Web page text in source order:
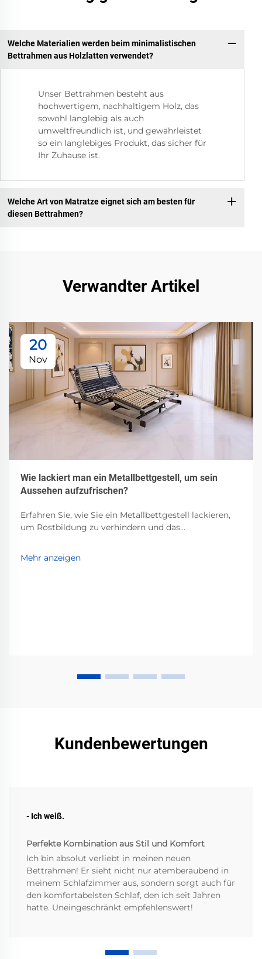
Welche Materialien werden beim minimalistischen
Bettrahmen aus Holzlatten verwendet?
Unser Bettrahmen besteht aus
hochwertigem, nachhaltigem Holz, das
sowohl langlebig als auch
umweltfreundlich ist, und gewährleistet
so ein langlebiges Produkt, das sicher für
Ihr Zuhause ist.
Welche Art von Matratze eignet sich am besten für
diesen Bettrahmen?
Verwandter Artikel
20
Nov
Wie lackiert man ein Metallbettgestell, um sein
Aussehen aufzufrischen?
Erfahren Sie, wie Sie ein Metallbettgestell lackieren,
um Rostbildung zu verhindern und das
besten Grundierungen, Lacke und
Vorbereitungstechniken für dauerhafte, professionelle
Mehr anzeigen
Kundenbewertungen
- Ich weiß.
Perfekte Kombination aus Stil und Komfort
Ich bin absolut verliebt in meinen neuen
Bettrahmen! Er sieht nicht nur atemberaubend in
meinem Schlafzimmer aus, sondern sorgt auch für
den komfortabelsten Schlaf, den ich seit Jahren
hatte. Uneingeschränkt empfehlenswert!